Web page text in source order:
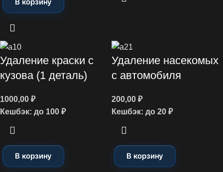
Удаление краски с
кузова (1 деталь)
1000,00 ₽
Кешбэк: до 100 ₽
В корзину
Удаление насекомых
с автомобиля
200,00 ₽
Кешбэк: до 20 ₽
В корзину